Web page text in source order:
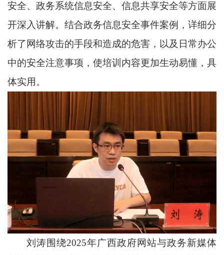
安全、政务系统信息安全、信息共享安全等方面展
开深入讲解。结合政务信息安全事件案例，详细分
析了网络攻击的手段和造成的危害，以及日常办公
中的安全注意事项，使培训内容更加生动易懂，具
体实用。
刘涛围绕2025年广西政府网站与政务新媒体